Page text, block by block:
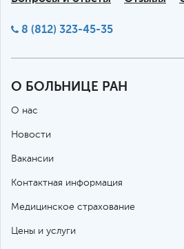
8 (812) 323-45-35
О БОЛЬНИЦЕ РАН
О нас
Новости
Вакансии
Контактная информация
Медицинское страхование
Цены и услуги